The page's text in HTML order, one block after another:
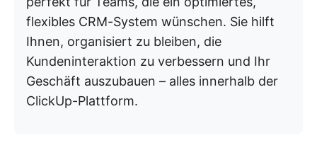
flexibles CRM-System wünschen. Sie hilft
Ihnen, organisiert zu bleiben, die
Kundeninteraktion zu verbessern und Ihr
Geschäft auszubauen – alles innerhalb der
ClickUp-Plattform.